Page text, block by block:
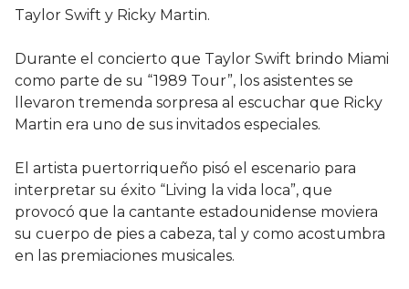
Taylor Swift y Ricky Martin.
Durante el concierto que Taylor Swift brindo Miami
como parte de su “1989 Tour”, los asistentes se
llevaron tremenda sorpresa al escuchar que Ricky
Martin era uno de sus invitados especiales.
El artista puertorriqueño pisó el escenario para
interpretar su éxito “Living la vida loca”, que
provocó que la cantante estadounidense moviera
su cuerpo de pies a cabeza, tal y como acostumbra
en las premiaciones musicales.